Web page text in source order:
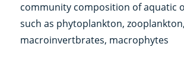
community composition of aquatic
such as phytoplankton, zooplankton,
macroinvertbrates, macrophytes